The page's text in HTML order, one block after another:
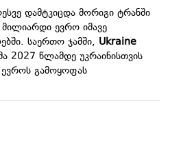
დამტკიცდა მორიგი ტრანში
ევრო იმავე
საერთო ჯამში, Ukraine
2027 წლამდე უკრაინისთვის
გამოყოფას